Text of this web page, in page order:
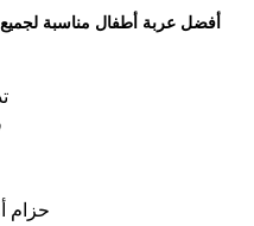
أفضل عربة أطفال مناسبة
1)
5)